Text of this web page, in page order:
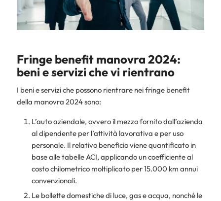
Fringe benefit manovra 2024:
beni e servizi che vi rientrano
I beni e servizi che possono rientrare nei fringe benefit
della manovra 2024 sono:
L’auto aziendale, ovvero il mezzo fornito dall’azienda
al dipendente per l’attività lavorativa e per uso
personale. Il relativo beneficio viene quantificato in
base alle tabelle ACI, applicando un coefficiente al
costo chilometrico moltiplicato per 15.000 km annui
convenzionali.
Le bollette domestiche di luce, gas e acqua, nonché le